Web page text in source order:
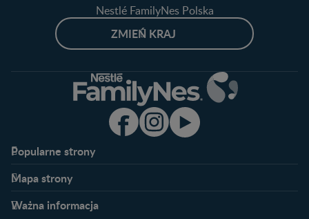
Nestlé FamilyNes Polska
ZMIEŃ KRAJ
Popularne strony​
Kontakt
FAQ
Mapa strony​
Plamienie implantacyjne –
Ważna informacja